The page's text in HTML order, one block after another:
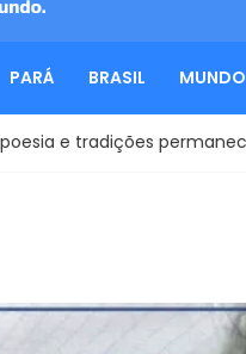
PARÁ BRASIL MUNDO
permanecem vivas